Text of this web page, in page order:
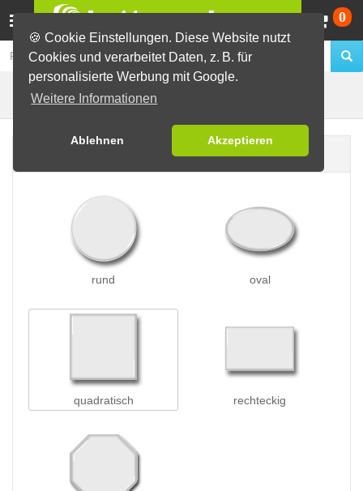
🍪 Cookie Einstellungen. Diese Website nutzt
Cookies und verarbeitet Daten, z. B. für
personalisierte Werbung mit Google.
Weitere Informationen
Ablehnen Akzeptieren
0
Buttons erstellen Butterfly-Buttons
rund oval
quadratisch rechteckig